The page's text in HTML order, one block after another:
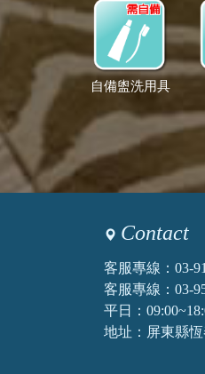
自備盥洗用具
Contact
客服專線： 03-
客服專線： 03-
平日：
地址：屏東縣